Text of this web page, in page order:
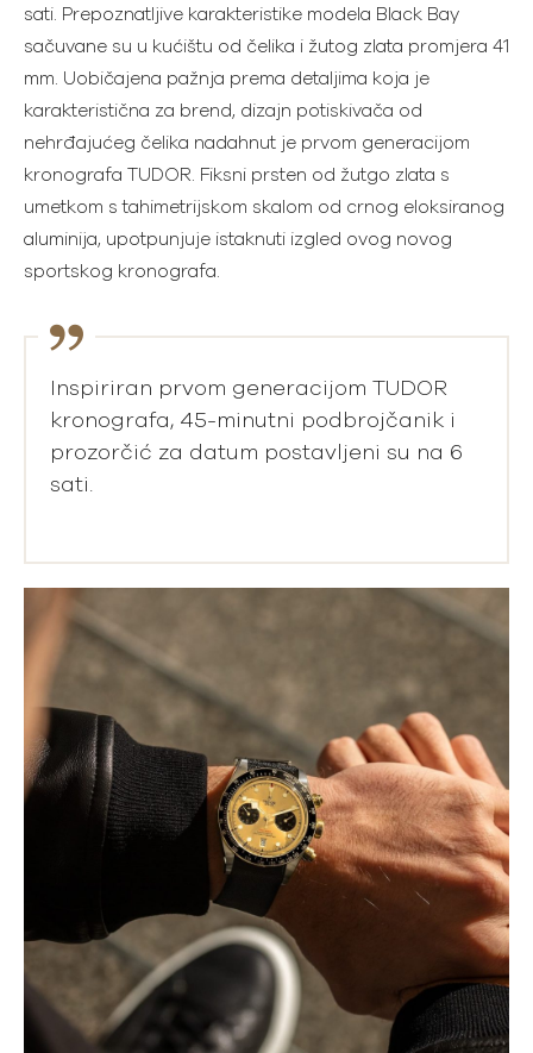
sati. Prepoznatljive karakteristike modela Black Bay
sačuvane su u kućištu od čelika i žutog zlata promjera 41
mm. Uobičajena pažnja prema detaljima koja je
karakteristična za brend, dizajn potiskivača od
nehrđajućeg čelika nadahnut je prvom generacijom
kronografa TUDOR. Fiksni prsten od žutgo zlata s
umetkom s tahimetrijskom skalom od crnog eloksiranog
aluminija, upotpunjuje istaknuti izgled ovog novog
sportskog kronografa.
Inspiriran prvom generacijom TUDOR
kronografa, 45-minutni podbrojčanik i
prozorčić za datum postavljeni su na 6
sati.